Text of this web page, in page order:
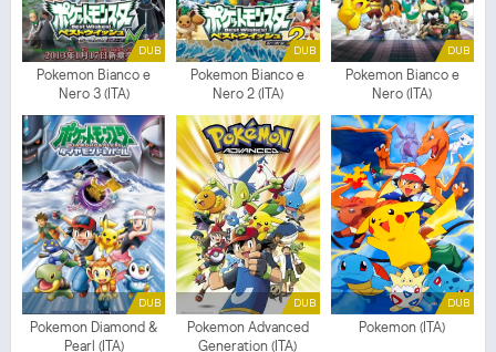
DUB
Pokemon Bianco e
Nero 3 (ITA)
DUB
Pokemon Bianco e
Nero 2 (ITA)
DUB
Pokemon Bianco e
Nero (ITA)
DUB
Pokemon Diamond &
Pearl (ITA)
DUB
Pokemon Advanced
Generation (ITA)
DUB
Pokemon (ITA)